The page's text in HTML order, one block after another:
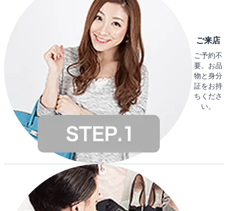
ご来店
ご予約不
要。お品
物と身分
証をお持
ちくださ
い。